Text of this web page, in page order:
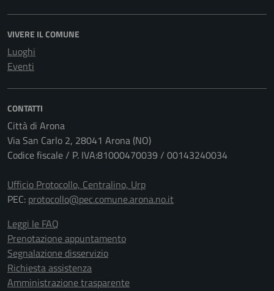
VIVERE IL COMUNE
Luoghi
Eventi
CONTATTI
Città di Arona
Via San Carlo 2, 28041 Arona (NO)
Codice fiscale / P. IVA:81000470039 / 00143240034
Ufficio Protocollo, Centralino, Urp
PEC: protocollo@pec.comune.arona.no.it
Leggi le FAQ
Prenotazione appuntamento
Segnalazione disservizio
Richiesta assistenza
Amministrazione trasparente